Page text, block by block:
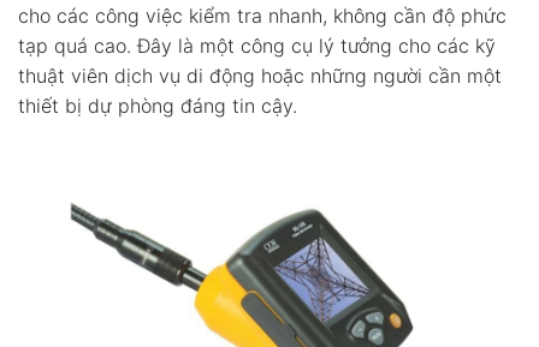
cho các công việc kiểm tra nhanh, không cần độ phức
tạp quá cao. Đây là một công cụ lý tưởng cho các kỹ
thuật viên dịch vụ di động hoặc những người cần một
thiết bị dự phòng đáng tin cậy.